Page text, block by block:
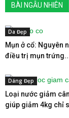
BÀI NGẪU NHIÊN
Da Đẹp
Mụn ở cổ: Nguyên
điều trị mụn
Dáng Đẹp
Loại nước giảm
giúp giảm 4kg chỉ